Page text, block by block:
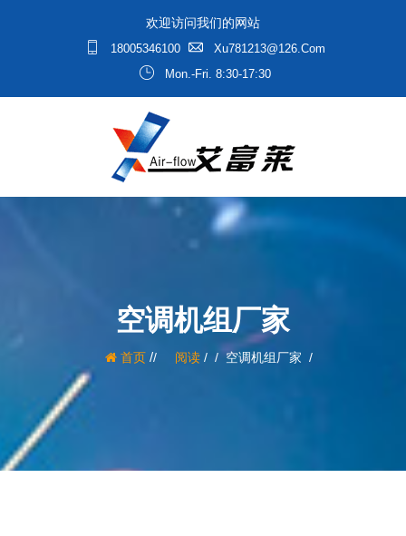
欢迎访问我们的网站
18005346100
Xu781213@126.com
Mon.-Fri. 8:30-17:30
空调机组厂家
首页/ 阅读/ 空调机组厂家